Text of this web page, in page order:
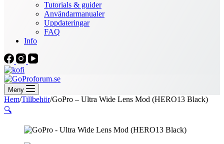
Tutorials & guider
Användarmanualer
Uppdateringar
FAQ
Info
Meny
Hem/Tillbehör/GoPro – Ultra Wide Lens Mod (HERO13 Black)
🔍